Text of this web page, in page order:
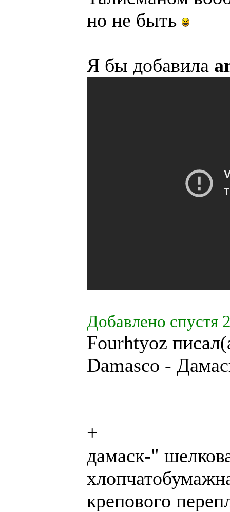
но не быть
Я бы добавила
Добавлено спустя
Fourhtyoz
Damasco -
+
дамаск-"
крепового